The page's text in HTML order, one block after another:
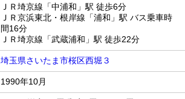
ＪＲ埼京線「中浦和」駅 徒歩6分
ＪＲ京浜東北・根岸線「浦和」駅 バス乗車時
間16分
ＪＲ埼京線「武蔵浦和」駅 徒歩22分
埼玉県さいたま市桜区西堀３
1990年10月